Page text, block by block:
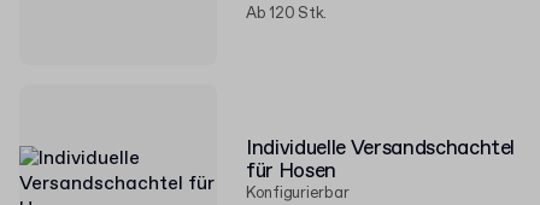
Ab 120 Stk.
Individuelle Versandschachtel
für Hosen
Konfigurierbar